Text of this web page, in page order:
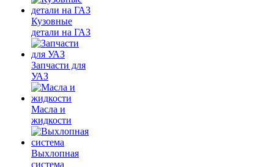
Кузовные
детали на ГАЗ
Запчасти для
УАЗ
Масла и
жидкости
Выхлопная
система